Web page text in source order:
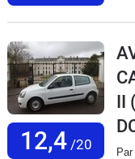
12,4/20
II
Par